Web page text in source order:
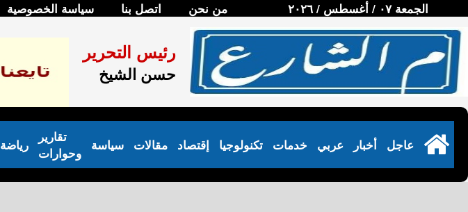
الجمعة ٠٧ / أغسطس / ٢٠٢٦ من نحن اتصل بنا سياسة الخصوصية
رئيس التحرير
حسن الشيخ
رياضة
تقارير
وحوارات
سياسة مقالات إقتصاد تكنولوجيا خدمات عربي أخبار عاجل